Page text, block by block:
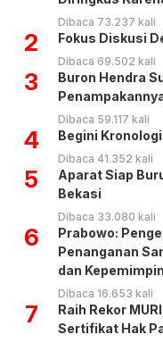
Dibaca 73.237 kali
2 Fokus Diskusi
Dibaca 69.502 kali
3
Buron Hendra
Dibaca 59.117 kali
4 Begini
Dibaca 41.352 kali
5
Aparat Siap
Bekasi
Dibaca 33.080 kali
6
Prabowo:
Penanganan
dan
Dibaca 16.653 kali
7
Raih Rekor
Sertifikat Hak